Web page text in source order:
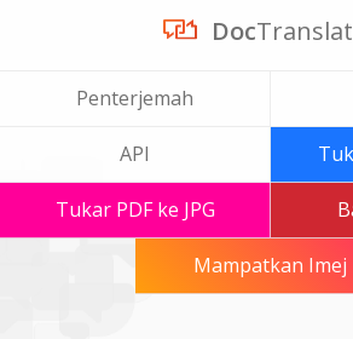
Doc
Penterjemah
API
Tukar PDF ke JPG
Mampatkan Imej